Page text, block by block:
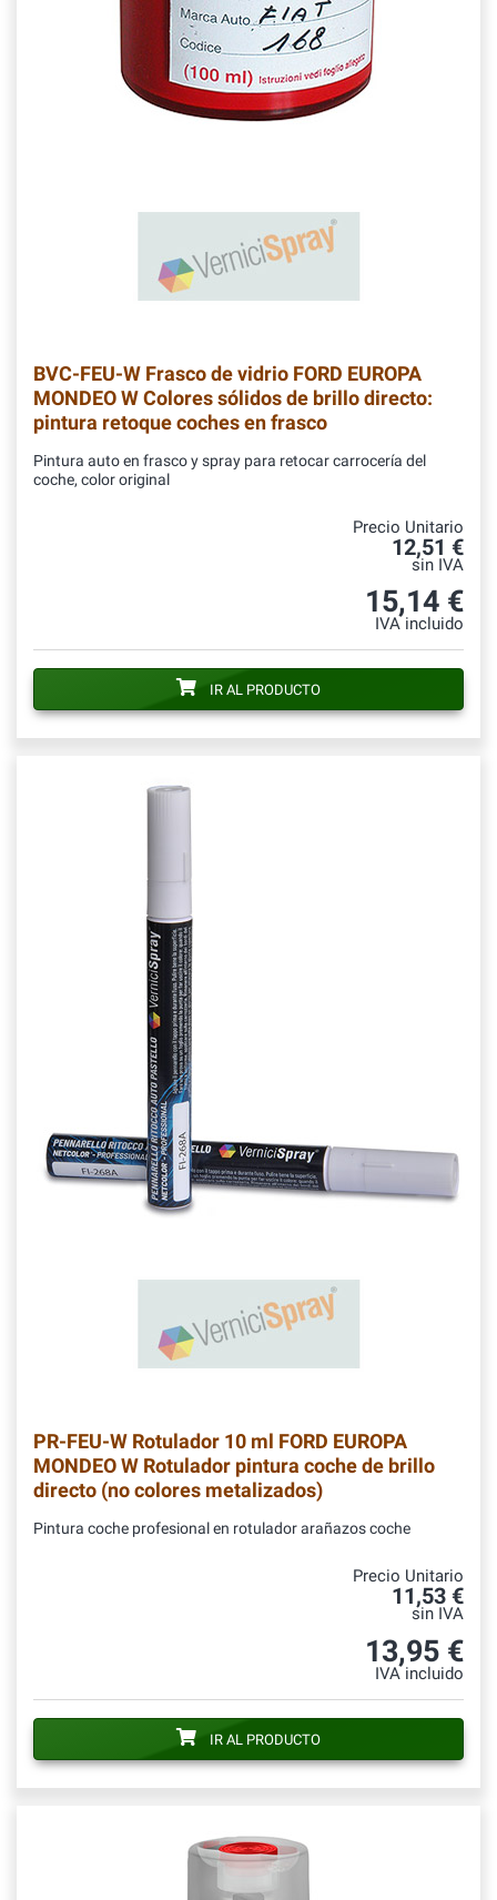
BVC-FEU-W Frasco de vidrio FORD EUROPA
MONDEO W Colores sólidos de brillo directo:
pintura retoque coches en frasco
Pintura auto en frasco y spray para retocar carrocería del
coche, color original
Precio Unitario
12,51 €
sin IVA
15,14 €
IVA incluido
IR AL PRODUCTO
PR-FEU-W Rotulador 10 ml FORD EUROPA
MONDEO W Rotulador pintura coche de brillo
directo (no colores metalizados)
Pintura coche profesional en rotulador arañazos coche
Precio Unitario
11,53 €
sin IVA
13,95 €
IVA incluido
IR AL PRODUCTO